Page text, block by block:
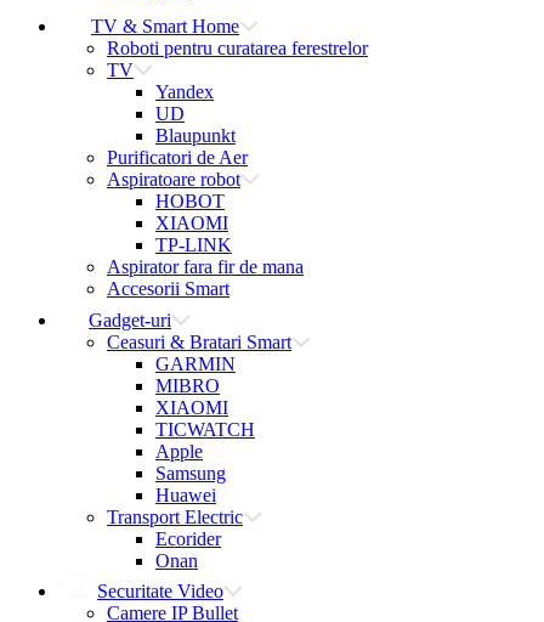
TV & Smart Home
Roboti pentru curatarea ferestrelor
TV
Yandex
UD
Blaupunkt
Purificatori de Aer
Aspiratoare robot
HOBOT
XIAOMI
TP-LINK
Aspirator fara fir de mana
Accesorii Smart
Gadget-uri
Ceasuri & Bratari Smart
GARMIN
MIBRO
XIAOMI
TICWATCH
Apple
Samsung
Huawei
Transport Electric
Ecorider
Onan
Securitate Video
Camere IP Bullet